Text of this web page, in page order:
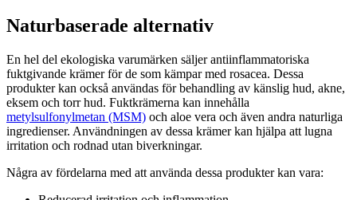
Naturbaserade alternativ
En hel del ekologiska varumärken säljer antiinflammatoriska
fuktgivande krämer för de som kämpar med rosacea. Dessa
produkter kan också användas för behandling av känslig hud, akne,
eksem och torr hud. Fuktkrämerna kan innehålla
metylsulfonylmetan (MSM) och aloe vera och även andra naturliga
ingredienser. Användningen av dessa krämer kan hjälpa att lugna
irritation och rodnad utan biverkningar.
Några av fördelarna med att använda dessa produkter kan vara: